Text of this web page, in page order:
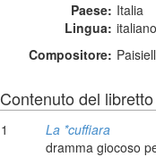
Paese: Italia
Lingua: italiano
Compositore:
Contenuto del libretto
1
La *cuffiara
dramma giocoso